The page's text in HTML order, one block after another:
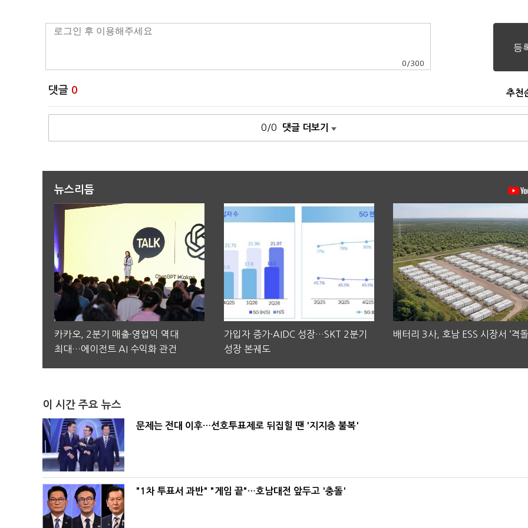
0 /300
댓글 0 추천
0/0 댓글 더보기
뉴스리듬
카카오, 2분기 매출·영업익 역대
최대…에이전트 AI 수익화 관건
가입자 증가·AIDC 성장…SKT 2분기
성장 본궤도
배터리 3사, 호남 ESS 시장서 ‘격돌
이 시간 주요 뉴스
문제는 전대 이후…선호투표제로 뒤집힐 땐 '지지층 불복'
"1차 투표서 과반" "게임 끝"…호남대전 앞두고 '충돌'